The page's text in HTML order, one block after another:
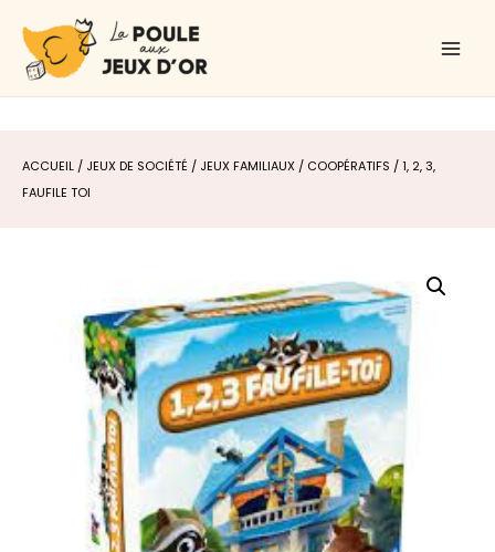
contenu
ACCUEIL / JEUX DE SOCIÉTÉ / JEUX FAMILIAUX / COOPÉRATIFS / 1, 2, 3,
FAUFILE TOI